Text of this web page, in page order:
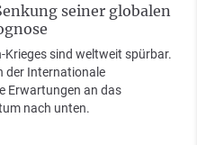
seiner globalen
Krieges sind weltweit spürbar.
der Internationale
Erwartungen an das
nach unten.